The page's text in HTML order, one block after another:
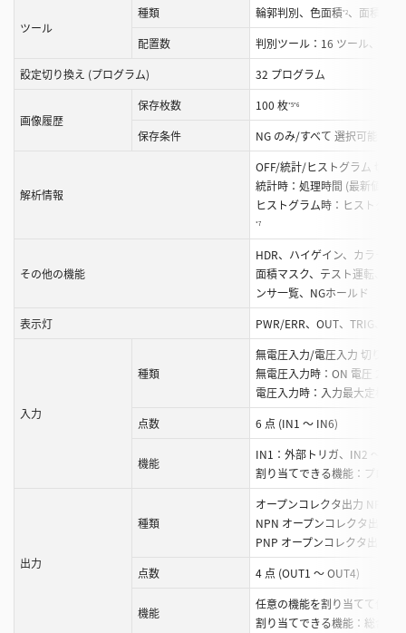
ツール
種類 輪郭判別、色面積*2、面積
配置数
判別ツール：16 ツール、位
設定切り換え (プログラム)
32 プログラム
画像履歴
保存枚数 100 枚*5*6
保存条件 NG のみ/すべて 選択可能
解析情報
OFF/統計/ヒストグラム 切り
統計時：処理時間 (最新値、
ヒストグラム時：ヒストグラ
*7
その他の機能
HDR、ハイゲイン、カラーフ
面積マスク、テスト運転、ツ
ンサ一覧、NGホールド
表示灯
PWR/ERR、OUT、TRIG、
入力
種類
無電圧入力/電圧入力 切り換
無電圧入力時：ON 電圧 2 V
電圧入力時：入力最大定格
点数
6 点 (IN1 ～ IN6)
機能
IN1：外部トリガ、IN2 ～
割り当てできる機能：プログ
出力
種類
オープンコレクタ出力 NPN/
NPN オープンコレクタ出力
PNP オープンコレクタ出力時
点数
4 点 (OUT1 ～ OUT4)
機能
任意の機能を割り当てて使用
割り当てできる機能：総合判